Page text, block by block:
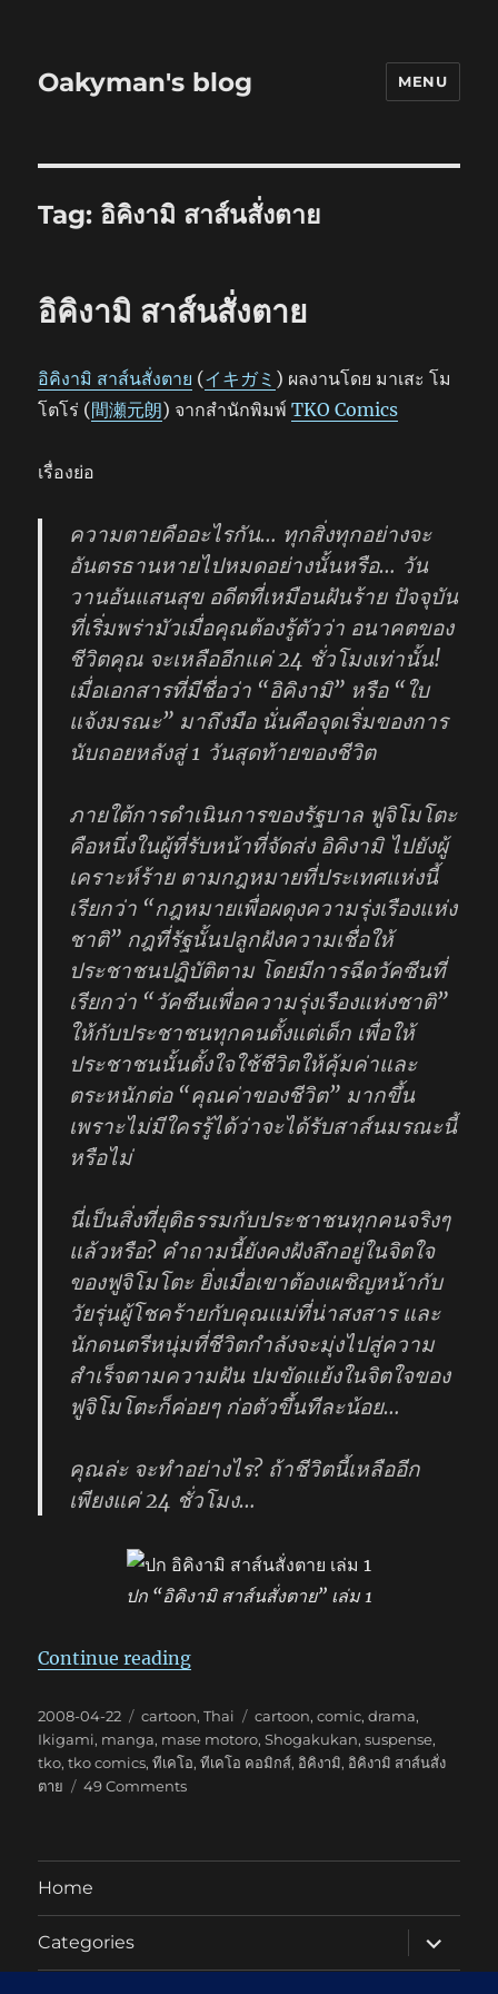
Oakyman's blog MENU
Tag: อิคิงามิ สาส์นสั่งตาย
อิคิงามิ สาส์นสั่งตาย
อิคิงามิ สาส์นสั่งตาย (イキガミ ) ผลงานโดย มาเสะ โม
โตโร่ (間瀬元朗) จากสำนักพิมพ์TKO Comics
เรื่องย่อ
ความตายคืออะไรกัน… ทุกสิ่งทุกอย่างจะ
อันตรธานหายไปหมดอย่างนั้นหรือ… วัน
วานอันแสนสุข อดีตที่เหมือนฝันร้าย ปัจจุบัน
ที่เริ่มพร่ามัวเมื่อคุณต้องรู้ตัวว่า อนาคตของ
ชีวิตคุณ จะเหลืออีกแค่ 24 ชั่วโมงเท่านั้น!
เมื่อเอกสารที่มีชื่อว่า “อิคิงามิ” หรือ “ใบ
แจ้งมรณะ” มาถึงมือ นั่นคือจุดเริ่มของการ
นับถอยหลังสู่ 1 วันสุดท้ายของชีวิต
ภายใต้การดำเนินการของรัฐบาล ฟูจิโมโตะ
คือหนึ่งในผู้ที่รับหน้าที่จัดส่ง อิคิงามิ ไปยังผู้
เคราะห์ร้าย ตามกฎหมายที่ประเทศแห่งนี้
เรียกว่า “กฎหมายเพื่อผดุงความรุ่งเรืองแห่ง
ชาติ” กฎที่รัฐนั้นปลูกฝังความเชื่อให้
ประชาชนปฏิบัติตาม โดยมีการฉีดวัคซีนที่
เรียกว่า “วัคซีนเพื่อความรุ่งเรืองแห่งชาติ”
ให้กับประชาชนทุกคนตั้งแต่เด็ก เพื่อให้
ประชาชนนั้นตั้งใจใช้ชีวิตให้คุ้มค่าและ
ตระหนักต่อ “คุณค่าของชีวิต” มากขึ้น
เพราะไม่มีใครรู้ได้ว่าจะได้รับสาส์นมรณะนี้
หรือไม่
นี่เป็นสิ่งที่ยุติธรรมกับประชาชนทุกคนจริงๆ
แล้วหรือ? คำถามนี้ยังคงฝังลึกอยู่ในจิตใจ
ของฟูจิโมโตะ ยิ่งเมื่อเขาต้องเผชิญหน้ากับ
วัยรุ่นผู้โชคร้ายกับคุณแม่ที่น่าสงสาร และ
นักดนตรีหนุ่มที่ชีวิตกำลังจะมุ่งไปสู่ความ
สำเร็จตามความฝัน ปมขัดแย้งในจิตใจของ
ฟูจิโมโตะก็ค่อยๆ ก่อตัวขึ้นทีละน้อย…
คุณล่ะ จะทำอย่างไร? ถ้าชีวิตนี้เหลืออีก
เพียงแค่ 24 ชั่วโมง…
ปก “อิคิงามิ สาส์นสั่งตาย” เล่ม 1
Continue reading“อิคิงามิ สาส์นสั่งตาย”
Posted
on
2008-04-22 Categories
cartoon,Thai Tags
cartoon,comic,drama,
Ikigami, manga, mase motoro,Shogakukan,suspense,
tko,tko comics,ทีเคโอ,ทีเคโอ คอมิกส์, อิคิงามิ, อิคิงามิ สาส์นสั่ง
ตาย
49 Commentson
Home
Categories
expand
child
menu